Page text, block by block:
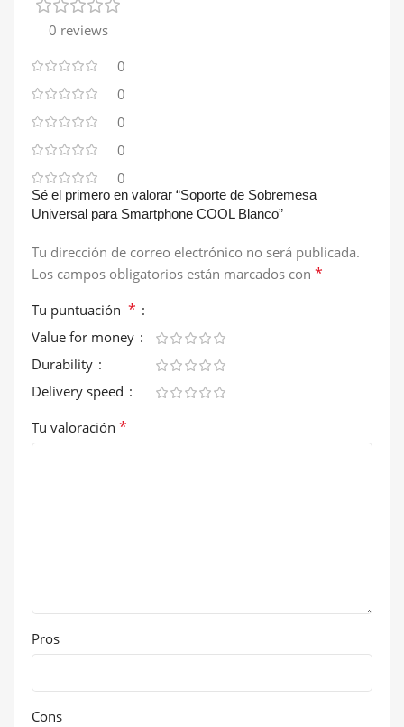
0 reviews
0
0
0
0
0
Sé el primero en valorar “Soporte de Sobremesa
Universal para Smartphone COOL Blanco”
Tu dirección de correo electrónico no será publicada.
Los campos obligatorios están marcados con *
Tu puntuación *
Value for money
Durability
Delivery speed
Tu valoración *
Pros
Cons